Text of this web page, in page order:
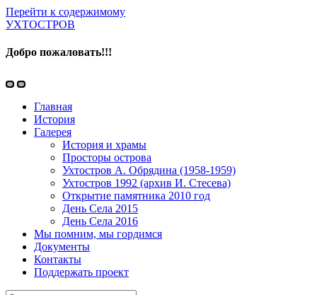
Перейти к содержимому
УХТОСТРОВ
Добро пожаловать!!!
Переключить
меню
Переключить
поиска
Главная
История
Галерея
История и храмы
Просторы острова
Ухтостров А. Обрядина (1958-1959)
Ухтостров 1992 (архив И. Стесева)
Открытие памятника 2010 год
День Села 2015
День Села 2016
Мы помним, мы гордимся
Документы
Контакты
Поддержать проект